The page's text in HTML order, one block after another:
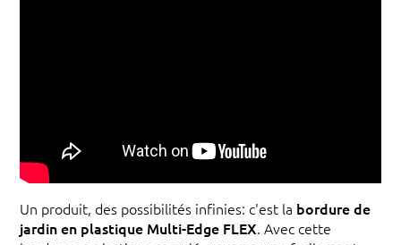
Un produit, des possibilités infinies: c'est la bordure de
jardin en plastique Multi-Edge FLEX. Avec cette